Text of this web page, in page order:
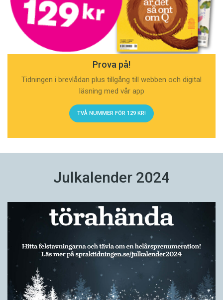
Prova på!
Tidningen i brevlådan plus tillgång till webben och digital
läsning med vår app
TVÅ NUMMER FÖR 129 KR!
Julkalender 2024